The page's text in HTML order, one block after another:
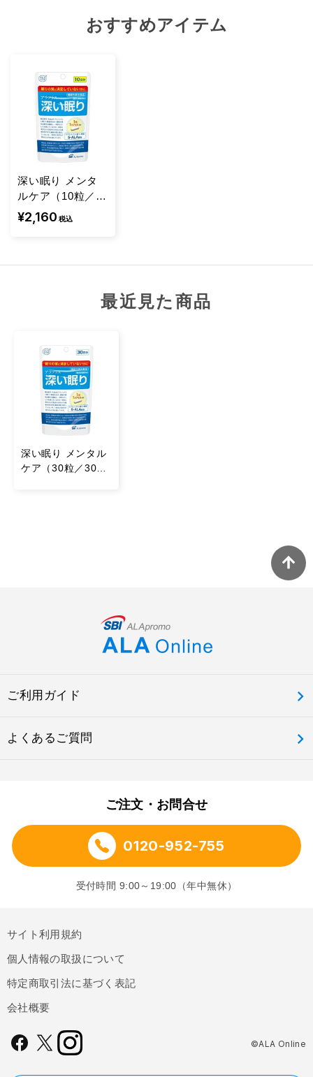
0.006g / 炭水化物：0.23g / 食塩相当量：0.03g
機能性関与成分
1カプセル（320mg）当たり
5-アミノレブリン酸リン酸塩：50mg
おすすめアイテム
深い眠り メンタ
ルケア（10粒／10
日分）
¥2,160 税込
最近見た商品
深い眠り メンタル
ケア（30粒／30日
ご利用ガイド
よくあるご質問
ご注文・お問合せ
0120-952-755
受付時間 9:00～19:00（年中無休）
サイト利用規約
個人情報の取扱について
特定商取引法に基づく表記
会社概要
©ALA Online